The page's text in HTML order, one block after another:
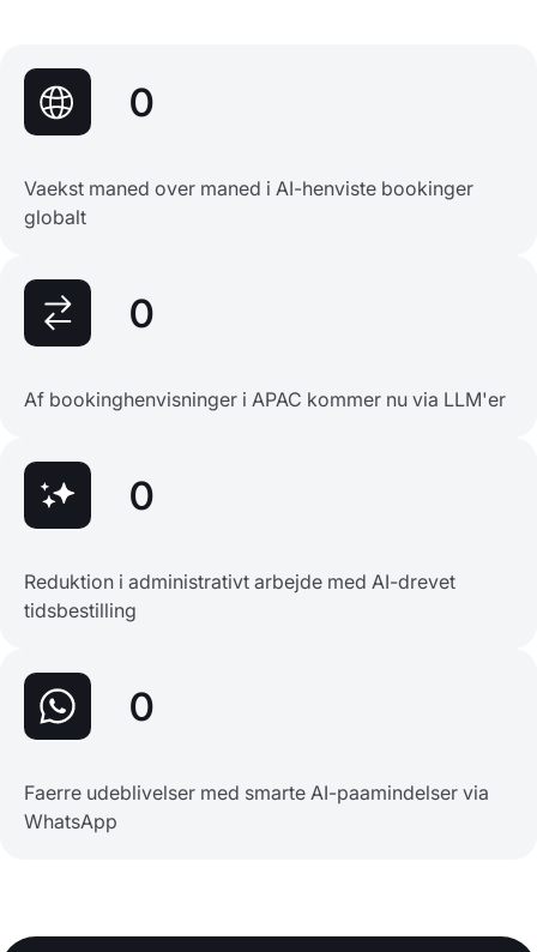
0
Vaekst maned over maned i AI-henviste bookinger
globalt
0
Af bookinghenvisninger i APAC kommer nu via LLM'er
0
Reduktion i administrativt arbejde med AI-drevet
tidsbestilling
0
Faerre udeblivelser med smarte AI-paamindelser via
WhatsApp